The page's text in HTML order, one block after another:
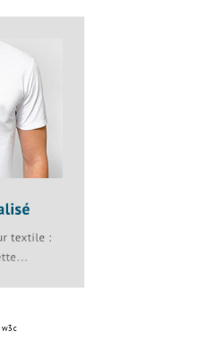
w3c